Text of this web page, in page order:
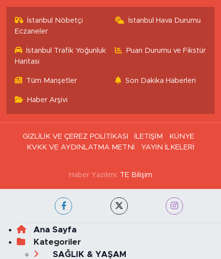
İstanbul Nöbetçi
Eczaneler
İstanbul Hava Durumu
İstanbul Trafik Yoğunluk
Haritası
Puan Durumu ve Fikstür
Tüm Manşetler Son Dakika Haberleri
Haber Arşivi
GİZLİLİK VE ÇEREZ POLİTİKASI İLETİŞİM
KÜNYE
KVKK VE AYDINLATMA METNİ
YAYIN İLKELERİ
Haber Yazılımı: TE Bilişim
Ana Sayfa
Kategoriler
SAĞLIK & YAŞAM